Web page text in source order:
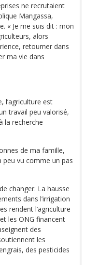
ne recrutaient
Mangassa,
« Je me suis dit : mon
alors
retourner dans
ma vie dans
l’agriculture est
travail peu valorisé,
la recherche
de ma famille,
vu comme un pas
changer. La hausse
dans l’irrigation
rendent l’agriculture
les ONG financent
des
les
des pesticides